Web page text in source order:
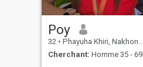
Poy
32 • Phayuha Khiri, Nakhon Sawan, Thailande
Cherchant: Homme 35 - 69